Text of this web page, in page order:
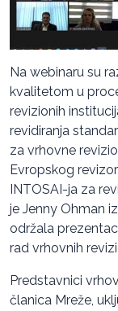
Na webinaru su
kvalitetom u
revizionih
revidiranja
za vrhovne
Evropskog
INTOSAI-ja za
je Jenny Ohman
održala
rad vrhovnih
Predstavnici
članica Mreže,